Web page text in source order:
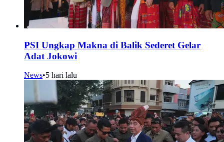
PSI Ungkap Makna di Balik Sederet Gelar
Adat Jokowi
News•5 hari lalu